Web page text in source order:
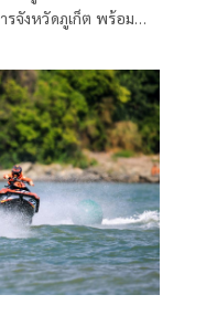
รจังหวัดภูเก็ต พร้อม
กงานตรวจเรือชำนาญ
คสาขาภูเก็ต